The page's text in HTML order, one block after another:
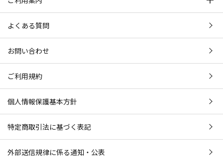
よくある質問
お問い合わせ
ご利用規約
個人情報保護基本方針
特定商取引法に基づく表記
外部送信規律に係る通知・公表